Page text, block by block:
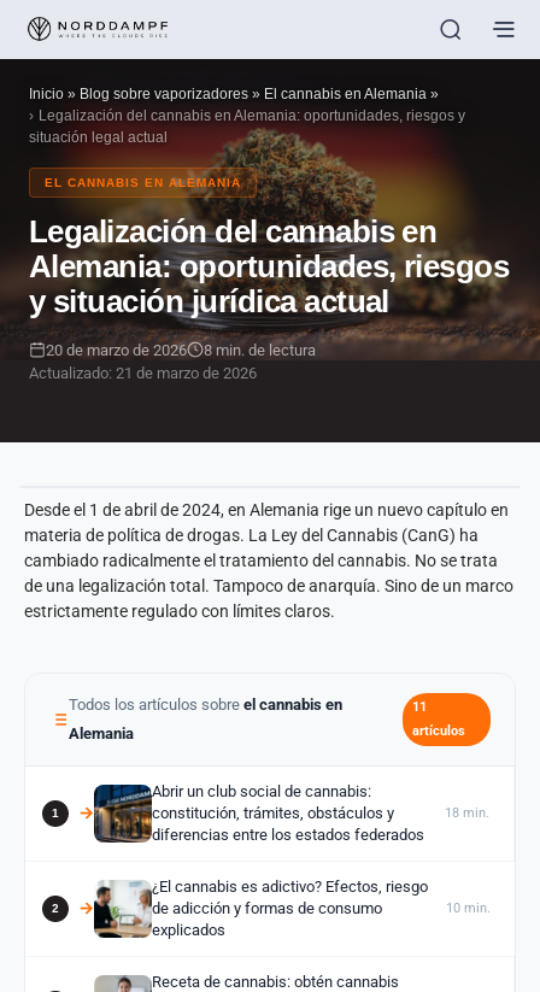
Inicio » Blog sobre vaporizadores » El cannabis en Alemania »
Legalización del cannabis en Alemania: oportunidades, riesgos y
situación legal actual
EL CANNABIS EN ALEMANIA
Legalización del cannabis en
Alemania: oportunidades, riesgos
y situación jurídica actual
20 de marzo de 2026
8 min. de lectura
Actualizado: 21 de marzo de 2026
Desde el 1 de abril de 2024, en Alemania rige un nuevo capítulo en
materia de política de drogas. La Ley del Cannabis (CanG) ha
cambiado radicalmente el tratamiento del cannabis. No se trata
de una legalización total. Tampoco de anarquía. Sino de un marco
estrictamente regulado con límites claros.
Todos los artículos sobre el cannabis en
Alemania
11
artículos
Abrir un club social de cannabis:
constitución, trámites, obstáculos y
diferencias entre los estados federados
18 min.
¿El cannabis es adictivo? Efectos, riesgo
de adicción y formas de consumo
explicados
10 min.
Receta de cannabis: obtén cannabis